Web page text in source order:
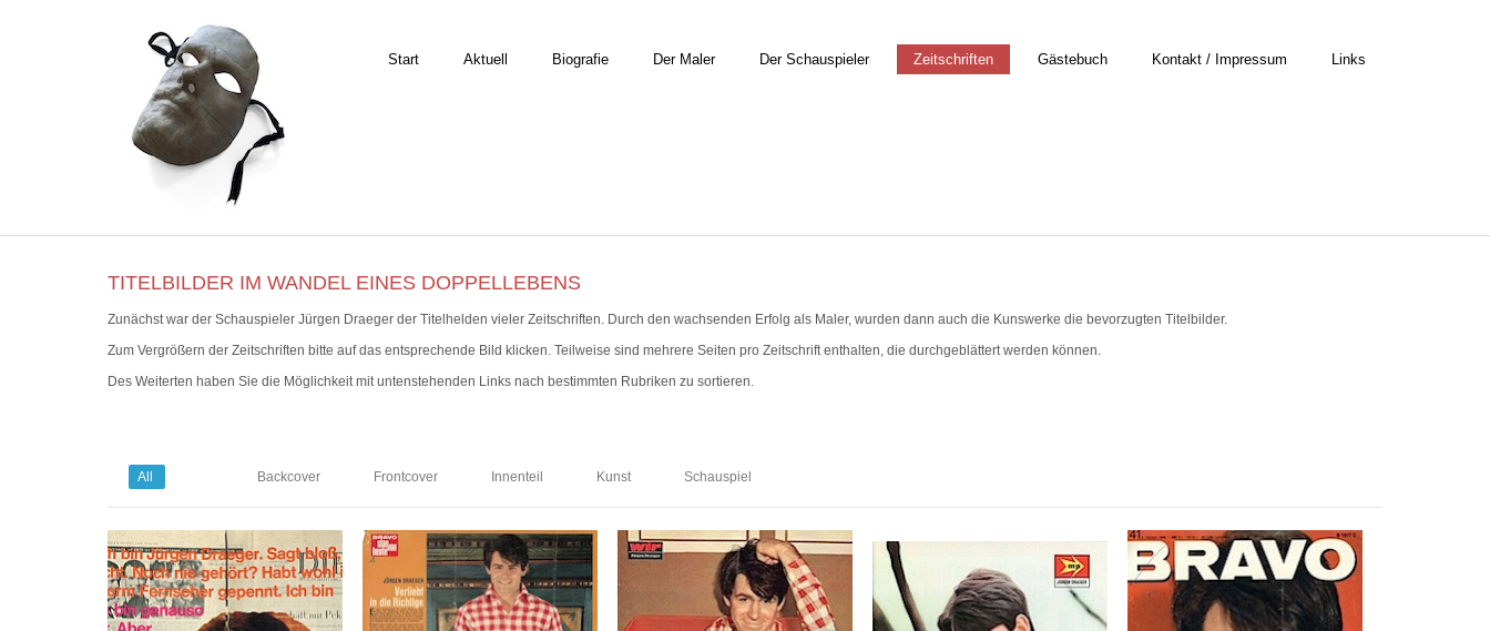
Start Aktuell Biografie Der Maler Der Schauspieler Zeitschriften Gästebuch Kontakt / Impressum Links
TITELBILDER IM WANDEL EINES DOPPELLEBENS
Zunächst war der Schauspieler Jürgen Draeger der Titelhelden vieler Zeitschriften. Durch den wachsenden Erfolg als Maler, wurden dann auch die Kunswerke die bevorzugten Titelbilder.
Zum Vergrößern der Zeitschriften bitte auf das entsprechende Bild klicken. Teilweise sind mehrere Seiten pro Zeitschrift enthalten, die durchgeblättert werden können.
Des Weiterten haben Sie die Möglichkeit mit untenstehenden Links nach bestimmten Rubriken zu sortieren.
All Backcover Frontcover Innenteil Kunst Schauspiel